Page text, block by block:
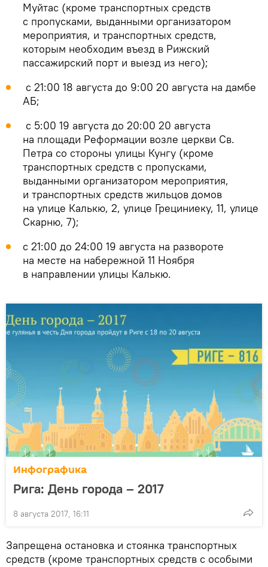
Муйтас (кроме транспортных средств
с пропусками, выданными организатором
мероприятия, и транспортных средств,
которым необходим въезд в Рижский
пассажирский порт и выезд из него);
с 21:00 18 августа до 9:00 20 августа на дамбе
АБ;
с 5:00 19 августа до 20:00 20 августа
на площади Реформации возле церкви Св.
Петра со стороны улицы Кунгу (кроме
транспортных средств с пропусками,
выданными организатором мероприятия,
и транспортных средств жильцов домов
на улице Калькю, 2, улице Грециниеку, 11, улице
Скарню, 7);
с 21:00 до 24:00 19 августа на развороте
на месте на набережной 11 Ноября
в направлении улицы Калькю.
Инфографика
Рига: День города – 2017
8 августа 2017, 16:11
Запрещена остановка и стоянка транспортных
средств (кроме транспортных средств с особыми